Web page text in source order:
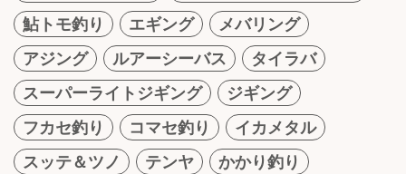
鮎トモ釣り
エギング
メバリング
アジング
ルアーシーバス
タイラバ
スーパーライトジギング
ジギング
フカセ釣り
コマセ釣り
イカメタル
スッテ＆ツノ
テンヤ
かかり釣り